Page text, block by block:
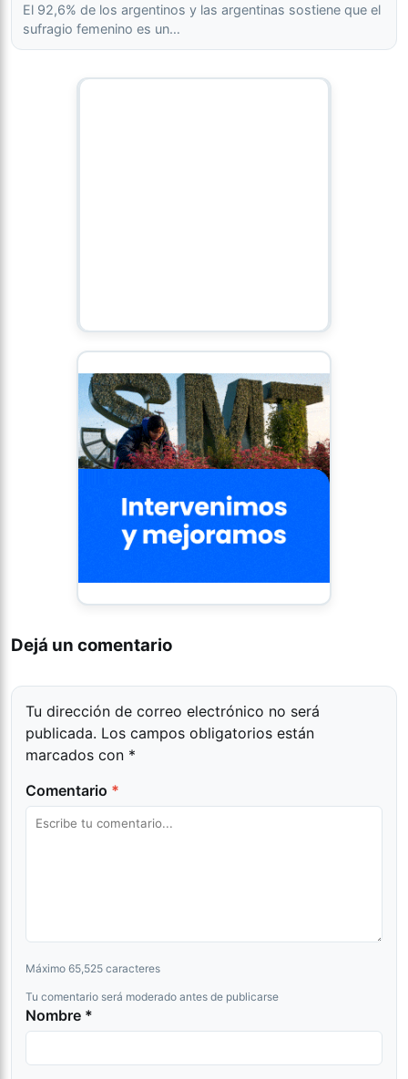
El 92,6% de los argentinos y las argentinas sostiene que el
sufragio femenino es un…
Dejá un comentario
Tu dirección de correo electrónico no será
publicada. Los campos obligatorios están
marcados con *
Comentario *
Máximo 65,525 caracteres
Tu comentario será moderado antes de publicarse
Nombre *